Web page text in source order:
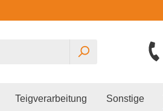
Teigverarbeitung Sonstige